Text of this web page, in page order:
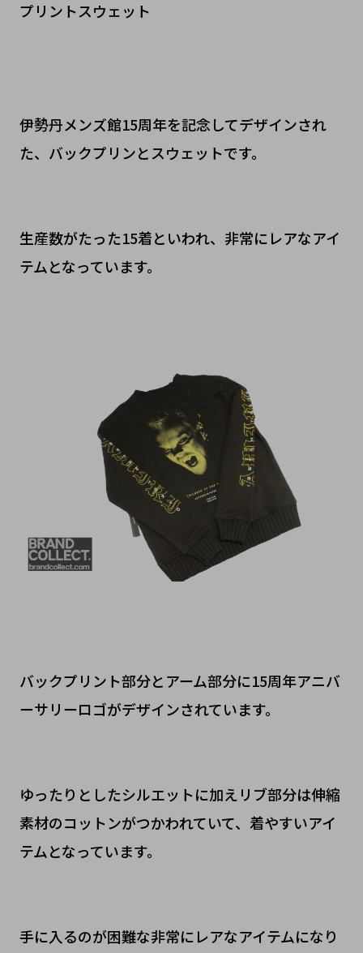
プリントスウェット
伊勢丹メンズ館15周年を記念してデザインされ
た、バックプリンとスウェットです。
生産数がたった15着といわれ、非常にレアなアイ
テムとなっています。
バックプリント部分とアーム部分に15周年アニバ
ーサリーロゴがデザインされています。
ゆったりとしたシルエットに加えリブ部分は伸縮
素材のコットンがつかわれていて、着やすいアイ
テムとなっています。
手に入るのが困難な非常にレアなアイテムになり